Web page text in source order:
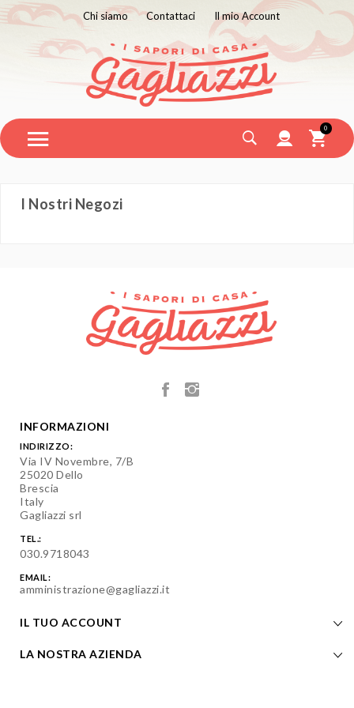
Chi siamo Contattaci Il mio Account
0
I Nostri Negozi
INFORMAZIONI
INDIRIZZO:
Via IV Novembre, 7/B
25020 Dello
Brescia
Italy
Gagliazzi srl
TEL.:
030.9718043
EMAIL:
amministrazione@gagliazzi.it
IL TUO ACCOUNT
LA NOSTRA AZIENDA